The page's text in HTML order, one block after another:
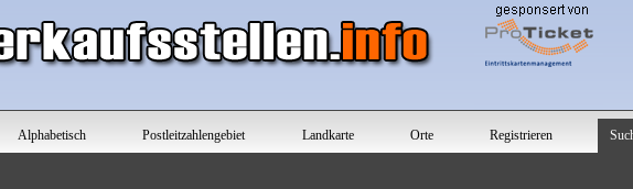
Alphabetisch Postleitzahlengebiet Landkarte Orte Registrieren